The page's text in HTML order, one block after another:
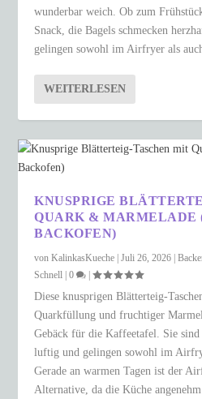
wunderbar weich. Ob zum
Snack, die Bagels schmecken
gelingen sowohl im Airfryer als
WEITERLESEN
KNUSPRIGE
QUARK & MARMELADE
BACKOFEN)
vonKalinkasKueche |Juli 26, 2026 |
Schnell |0 |
Diese knusprigen Blätterteig-
Quarkfüllung und fruchtiger
Gebäck für die Kaffeetafel. Sie
luftig und gelingen sowohl im
Gerade an warmen Tagen ist der
Alternative, da die Küche